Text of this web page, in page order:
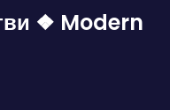
❖ Modern